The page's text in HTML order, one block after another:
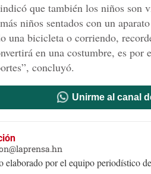
que también los niños son
niños sentados con un
una bicicleta o corriendo,
en una costumbre, es por
concluyó.
Unirme al canal
elaborado por el equipo periodístico